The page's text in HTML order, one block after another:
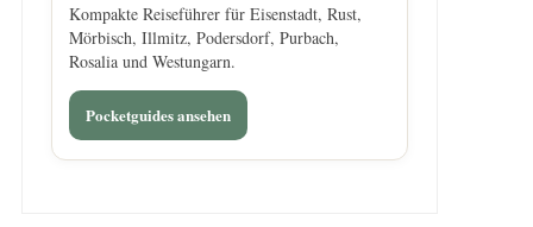
Kompakte Reiseführer für Eisenstadt, Rust,
Mörbisch, Illmitz, Podersdorf, Purbach,
Rosalia und Westungarn.
Pocketguides ansehen